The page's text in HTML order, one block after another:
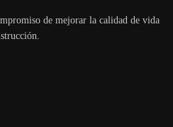
de mejorar la calidad de vida